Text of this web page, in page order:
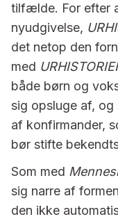
tilfælde. For efter
nyudgivelse,
det netop den
med
både børn og
sig opsluge af, og
af konfirmander,
bør stifte
Som med
sig narre af
den ikke